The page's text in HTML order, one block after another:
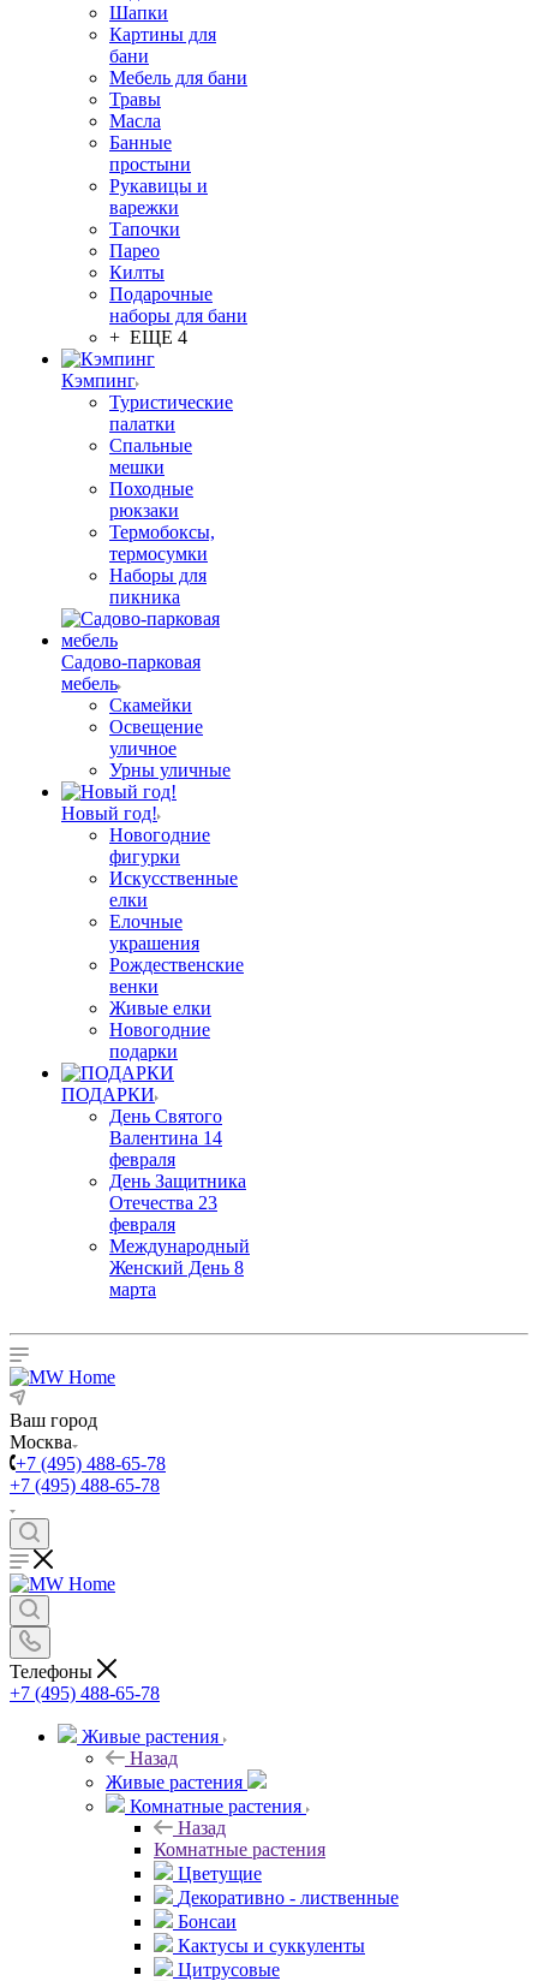
Шапки
Картины для
бани
Мебель для бани
Травы
Масла
Банные
простыни
Рукавицы и
варежки
Тапочки
Парео
Килты
Подарочные
наборы для бани
+ ЕЩЕ 4
Кэмпинг
Туристические
палатки
Спальные
мешки
Походные
рюкзаки
Термобоксы,
термосумки
Наборы для
пикника
Садово-парковая
мебель
Скамейки
Освещение
уличное
Урны уличные
Новый год!
Новогодние
фигурки
Искусственные
елки
Елочные
украшения
Рождественские
венки
Живые елки
Новогодние
подарки
ПОДАРКИ
День Святого
Валентина 14
февраля
День Защитника
Отечества 23
февраля
Международный
Женский День 8
марта
Ваш город
Москва
+7 (495) 488-65-78
+7 (495) 488-65-78
Телефоны
+7 (495) 488-65-78
Живые растения
Назад
Живые растения
Комнатные растения
Назад
Комнатные растения
Цветущие
Декоративно - лиственные
Бонсаи
Кактусы и суккуленты
Цитрусовые